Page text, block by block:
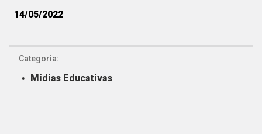
14/05/2022
Categoria:
Mídias Educativas